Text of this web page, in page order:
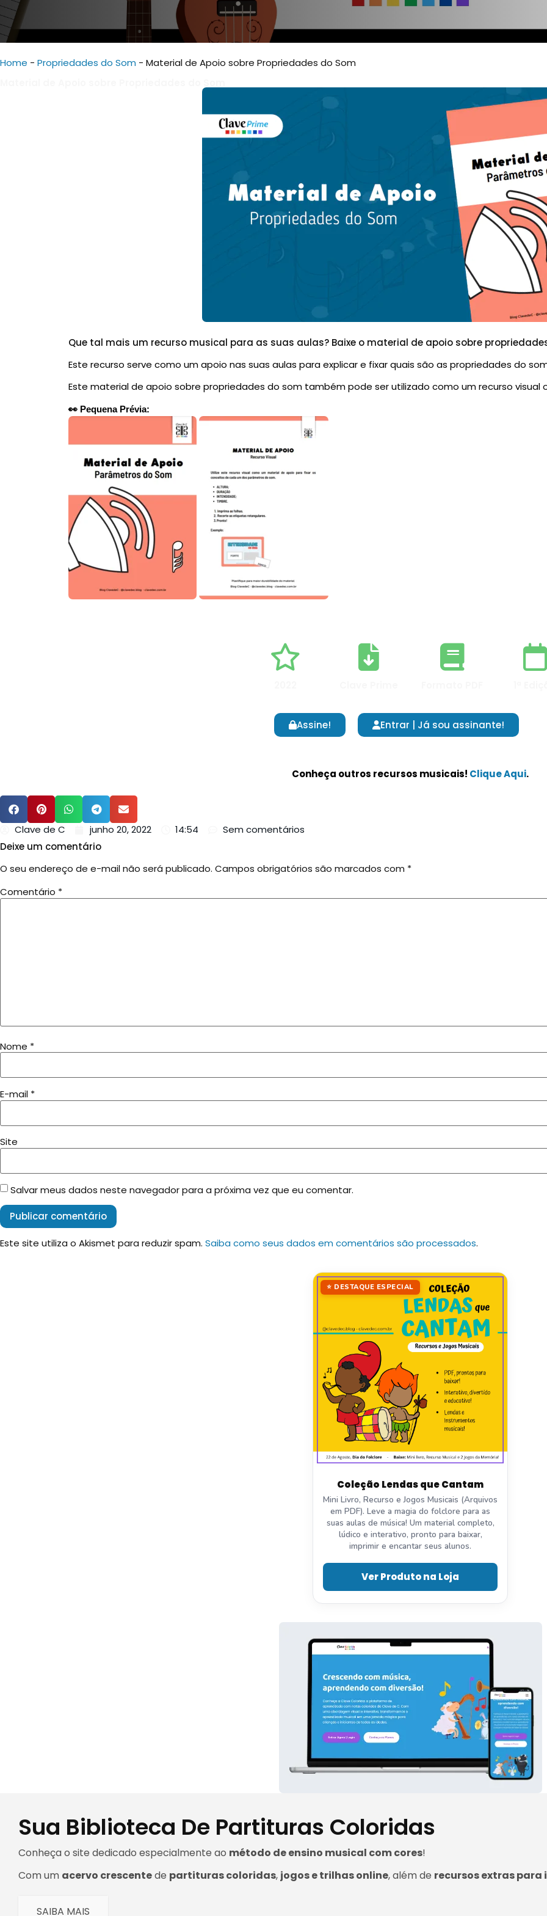
Home - Propriedades do Som - Material de Apoio sobre Propriedades do Som
Que tal mais um recurso musical para as suas aulas? Baixe o material de apoio sobre
Este recurso serve como um apoio nas suas aulas para explicar e fixar quais são as propriedades do
Este material de apoio sobre propriedades do som também pode ser utilizado como um recurso visual
👀 Pequena Prévia:
Assine! Entrar | Já sou assinante!
Conheça outros recursos musicais! Clique Aqui.
Clave de C junho 20, 2022 14:54
Sem comentários
Deixe um comentário
O seu endereço de e-mail não será publicado. Campos obrigatórios são marcados com *
Comentário *
Nome *
E-mail *
Site
Salvar meus dados neste navegador para a próxima vez que eu comentar.
Este site utiliza o Akismet para reduzir spam. Saiba como seus dados em comentários são processados.
⭐ DESTAQUE ESPECIAL
Coleção Lendas que Cantam
Mini Livro, Recurso e Jogos Musicais (Arquivos
em PDF). Leve a magia do folclore para as
suas aulas de música! Um material completo,
lúdico e interativo, pronto para baixar,
imprimir e encantar seus alunos.
Ver Produto na Loja
Sua Biblioteca De Partituras Coloridas
Conheça o site dedicado especialmente ao método de ensino musical com cores!
Com um acervo crescentede partituras coloridas, jogos e trilhas online, além de recursos extras para
SAIBA MAIS